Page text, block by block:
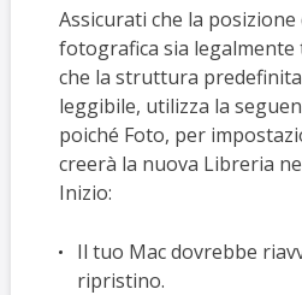
Assicurati che la
fotografica sia legalmente
che la struttura
leggibile, utilizza la
poiché Foto, per
creerà la nuova Libreria
Inizio:
Il tuo Mac dovrebbe
ripristino.